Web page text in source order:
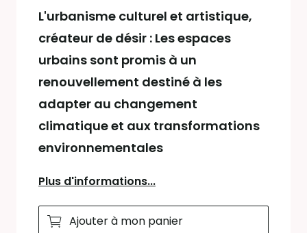
L'urbanisme culturel et artistique,
créateur de désir : Les espaces
urbains sont promis à un
renouvellement destiné à les
adapter au changement
climatique et aux transformations
environnementales
Plus d'informations...
Ajouter à mon panier